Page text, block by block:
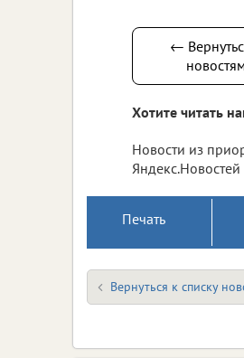
←
Хотите читать
Новости из
Печать
Вернуться к списку